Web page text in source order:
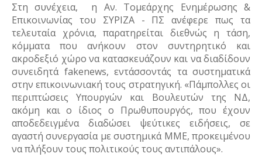
Στη συνέχεια,  η Αν. Τομεάρχης Ενημέρωσης &
Επικοινωνίας του ΣΥΡΙΖΑ - ΠΣ ανέφερε πως τα
τελευταία χρόνια, παρατηρείται διεθνώς η τάση,
κόμματα που ανήκουν στον συντηρητικό και
ακροδεξιό χώρο να κατασκευάζουν και να διαδίδουν
συνειδητά fakenews, εντάσσοντάς τα συστηματικά
στην επικοινωνιακή τους στρατηγική. «Πάμπολλες οι
περιπτώσεις Υπουργών και Βουλευτών της ΝΔ,
ακόμη και ο ίδιος ο Πρωθυπουργός, που έχουν
αποδεδειγμένα διαδώσει ψεύτικες ειδήσεις, σε
αγαστή συνεργασία με συστημικά ΜΜΕ, προκειμένου
να πλήξουν τους πολιτικούς τους αντιπάλους».